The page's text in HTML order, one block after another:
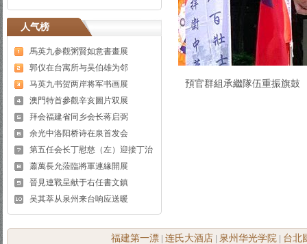
人气榜
馬英九参觀粥賢如意書畫展
郭仪在台寓所与吴伯雄为邻
马英九书贺两岸将军书画展
澳門特首參觀辛亥圖片双展
拜会福建省同乡会长蒋启弼
余光中洛阳桥诗在泉首发会
第五任会长丁慰慈（左）迎接丁治
蕭萬長允蒞臨將軍連緣開展
晉見連戰呈献于右任書文鎮
吴其萃从泉州来台响应送暖
預官群組承繼隊伍重振旗鼓
福建第一漂 连氏大酒店 泉州华光学院 台北